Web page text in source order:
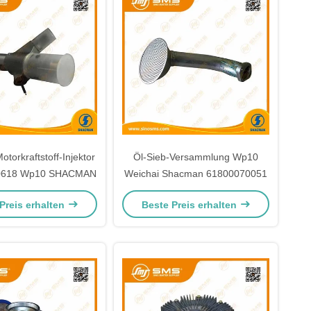
Injektor
Wp10 SHACMAN
erhalten
Öl-Sieb-Versammlung Wp10
Weichai Shacman 61800070051
Beste Preis erhalten